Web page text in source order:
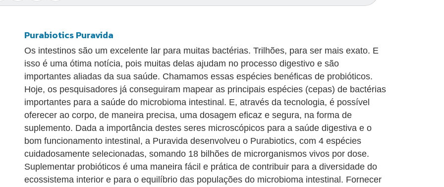
Purabiotics Puravida
Os intestinos são um excelente lar para muitas bactérias. Trilhões, para ser mais exato. E
isso é uma ótima notícia, pois muitas delas ajudam no processo digestivo e são
importantes aliadas da sua saúde. Chamamos essas espécies benéficas de probióticos.
Hoje, os pesquisadores já conseguiram mapear as principais espécies (cepas) de bactérias
importantes para a saúde do microbioma intestinal. E, através da tecnologia, é possível
oferecer ao corpo, de maneira precisa, uma dosagem eficaz e segura, na forma de
suplemento. Dada a importância destes seres microscópicos para a saúde digestiva e o
bom funcionamento intestinal, a Puravida desenvolveu o Purabiotics, com 4 espécies
cuidadosamente selecionadas, somando 18 bilhões de microrganismos vivos por dose.
Suplementar probióticos é uma maneira fácil e prática de contribuir para a diversidade do
ecossistema interior e para o equilíbrio das populações do microbioma intestinal. Fornecer